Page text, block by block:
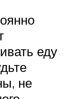
еду
не